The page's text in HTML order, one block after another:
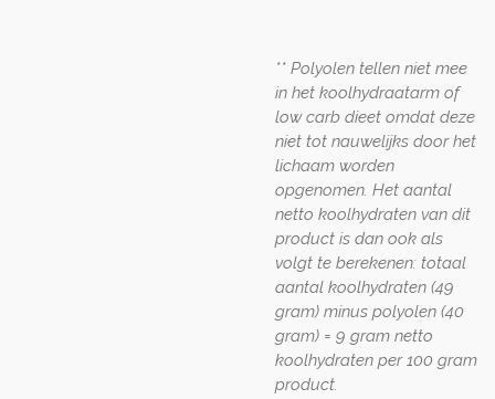
** Polyolen tellen niet mee
in het koolhydraatarm of
low carb dieet omdat deze
niet tot nauwelijks door het
lichaam worden
opgenomen. Het aantal
netto koolhydraten van dit
product is dan ook als
volgt te berekenen: totaal
aantal koolhydraten (49
gram) minus polyolen (40
gram) = 9 gram netto
koolhydraten per 100 gram
product.